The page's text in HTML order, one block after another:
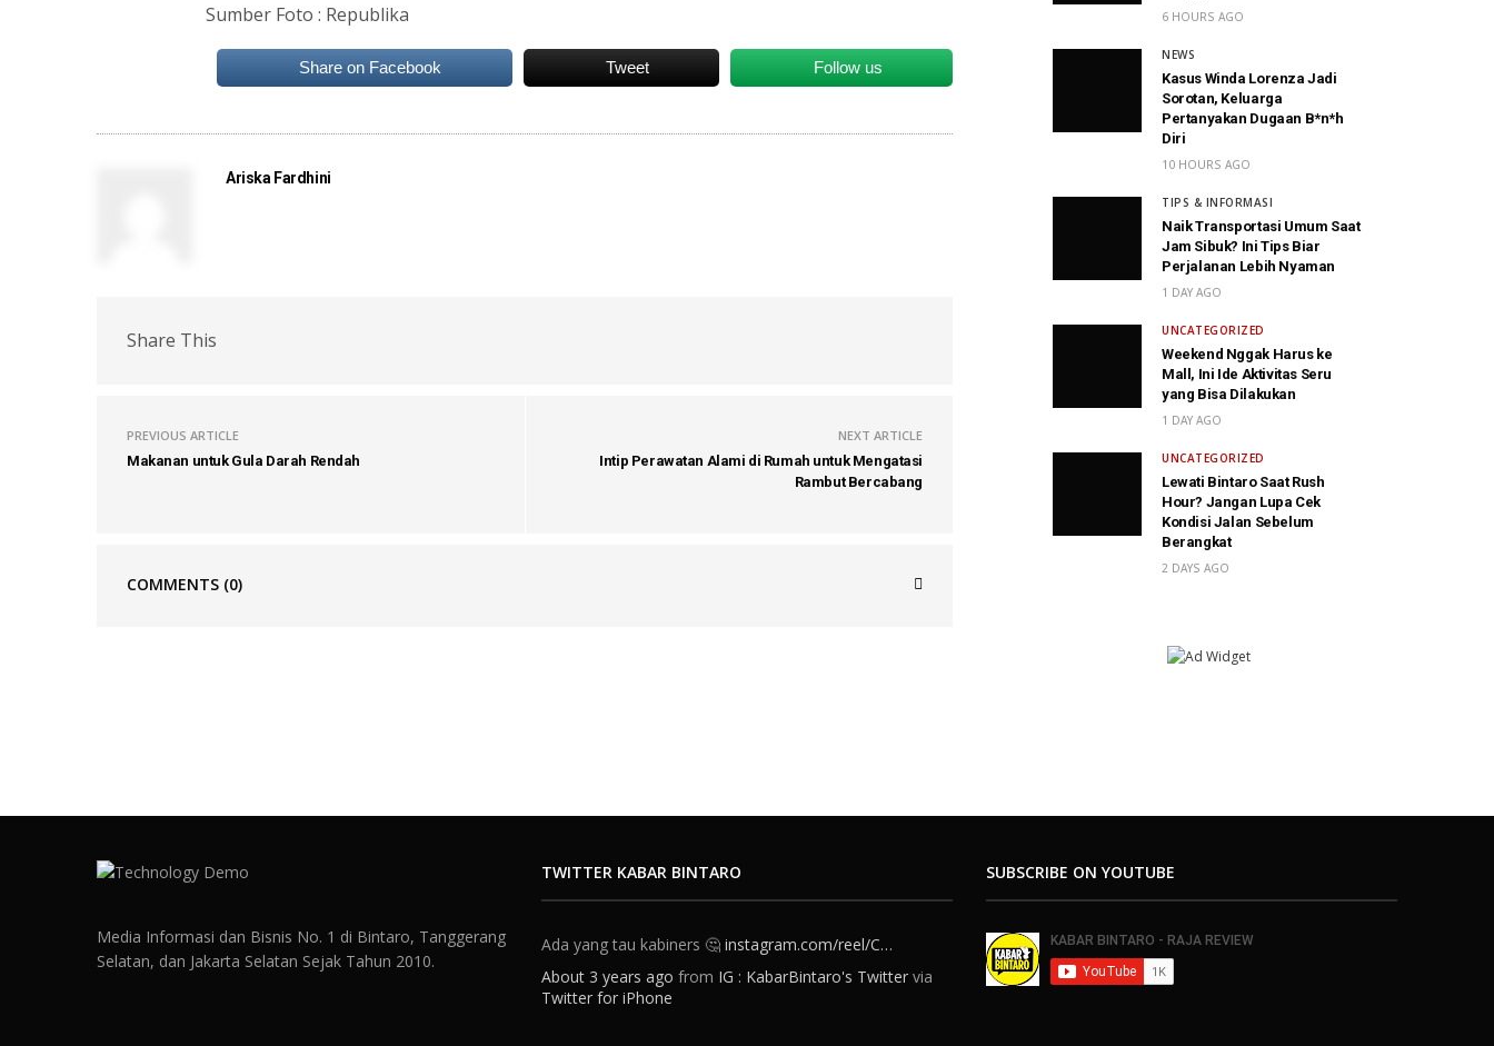
Sumber Foto : Republika
Share on Facebook Tweet Follow us
Ariska Fardhini
Share This
PREVIOUS ARTICLE
Makanan untuk Gula Darah Rendah
NEXT ARTICLE
Intip Perawatan Alami di Rumah untuk Mengatasi
Rambut Bercabang
COMMENTS (0)
6 HOURS AGO
NEWS
Kasus Winda Lorenza Jadi
Sorotan, Keluarga
Pertanyakan Dugaan B*n*h
Diri
10 HOURS AGO
TIPS & INFORMASI
Naik Transportasi Umum Saat
Jam Sibuk? Ini Tips Biar
Perjalanan Lebih Nyaman
1 DAY AGO
UNCATEGORIZED
Weekend Nggak Harus ke
Mall, Ini Ide Aktivitas Seru
yang Bisa Dilakukan
1 DAY AGO
UNCATEGORIZED
Lewati Bintaro Saat Rush
Hour? Jangan Lupa Cek
Kondisi Jalan Sebelum
Berangkat
2 DAYS AGO
Media Informasi dan Bisnis No. 1 di Bintaro, Tanggerang
Selatan, dan Jakarta Selatan Sejak Tahun 2010.
TWITTER KABAR BINTARO
Ada yang tau kabiners 🤔instagram.com/reel/C…
About 3 years ago from IG : KabarBintaro's Twitter via
Twitter for iPhone
SUBSCRIBE ON YOUTUBE